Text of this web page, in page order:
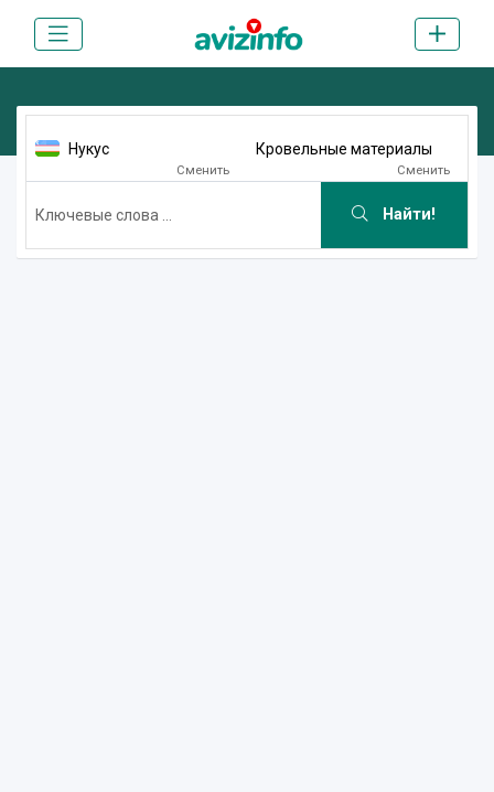
Нукус
Сменить
Кровельные материалы
Сменить
Найти!